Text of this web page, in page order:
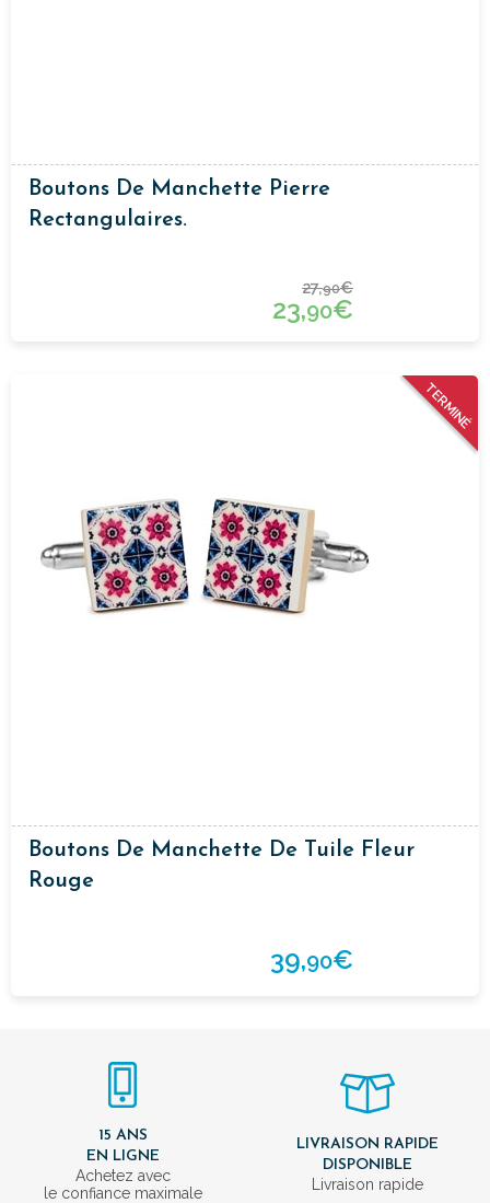
Boutons De Manchette Pierre
Rectangulaires.
27,90€
23,90€
TERMINÉ
Boutons De Manchette De Tuile Fleur
Rouge
39,90€
15 ANS
EN LIGNE
Achetez avec
le confiance maximale
LIVRAISON RAPIDE
DISPONIBLE
Livraison rapide